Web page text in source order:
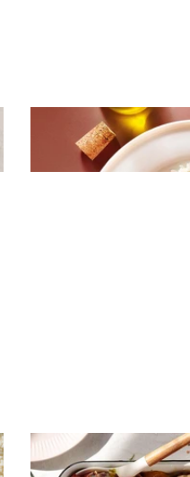
Κεφτέδες με
μουστάρδας
Αρνάκι στο ταψί
ΛΑΧΑΝΙΚΑ